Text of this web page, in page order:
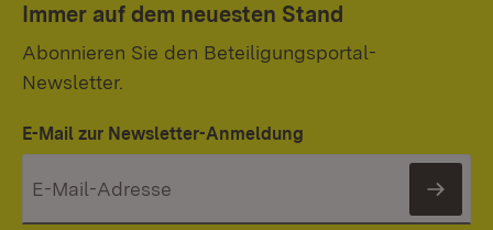
Immer auf dem neuesten Stand
Abonnieren Sie den Beteiligungsportal-
Newsletter.
E-Mail zur Newsletter-Anmeldung